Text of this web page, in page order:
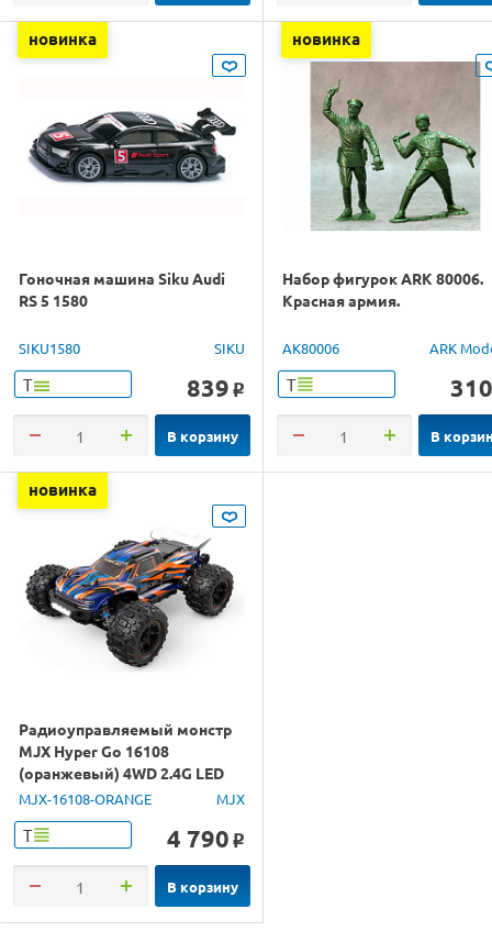
новинка
Гоночная машина Siku Audi
RS 5 1580
SIKU1580 SIKU
Т 839 o
В корзину
новинка
Набор фигурок ARK 80006.
Красная армия.
AK80006 ARK
Т 310
В
новинка
Радиоуправляемый монстр
MJX Hyper Go 16108
(оранжевый) 4WD 2.4G LED
1/16 RTR
MJX-16108-ORANGE MJX
Т 4 790 o
В корзину